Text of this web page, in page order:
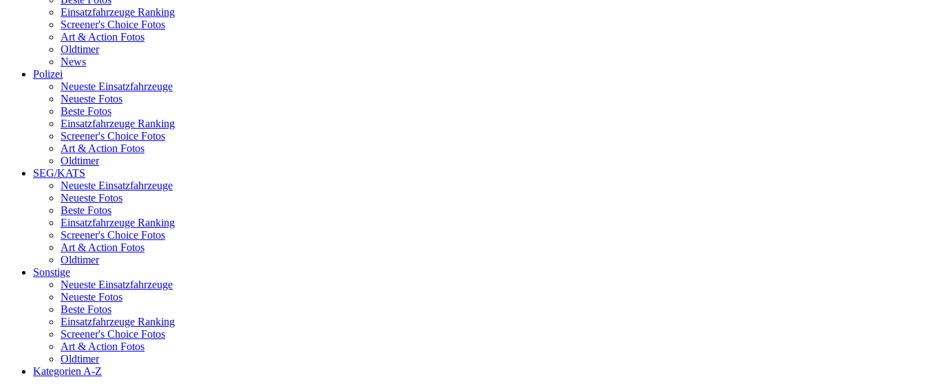
Einsatzfahrzeuge Ranking
Screener's Choice Fotos
Art & Action Fotos
Oldtimer
News
Polizei
Neueste Einsatzfahrzeuge
Neueste Fotos
Beste Fotos
Einsatzfahrzeuge Ranking
Screener's Choice Fotos
Art & Action Fotos
Oldtimer
SEG/KATS
Neueste Einsatzfahrzeuge
Neueste Fotos
Beste Fotos
Einsatzfahrzeuge Ranking
Screener's Choice Fotos
Art & Action Fotos
Oldtimer
Sonstige
Neueste Einsatzfahrzeuge
Neueste Fotos
Beste Fotos
Einsatzfahrzeuge Ranking
Screener's Choice Fotos
Art & Action Fotos
Oldtimer
Kategorien A-Z